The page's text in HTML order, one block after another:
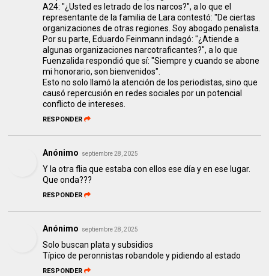
A24: "¿Usted es letrado de los narcos?", a lo que el
representante de la familia de Lara contestó: "De ciertas
organizaciones de otras regiones. Soy abogado penalista.
Por su parte, Eduardo Feinmann indagó: "¿Atiende a
algunas organizaciones narcotraficantes?", a lo que
Fuenzalida respondió que sí: "Siempre y cuando se abone
mi honorario, son bienvenidos".
Esto no solo llamó la atención de los periodistas, sino que
causó repercusión en redes sociales por un potencial
conflicto de intereses.
RESPONDER
Anónimo septiembre 28, 2025
Y la otra flia que estaba con ellos ese día y en ese lugar.
Que onda???
RESPONDER
Anónimo septiembre 28, 2025
Solo buscan plata y subsidios
Típico de peronnistas robandole y pidiendo al estado
RESPONDER